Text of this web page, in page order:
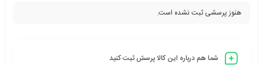
هنوز پرسشی ثبت نشده است.
شما هم درباره این کالا پرسش ثبت کنید